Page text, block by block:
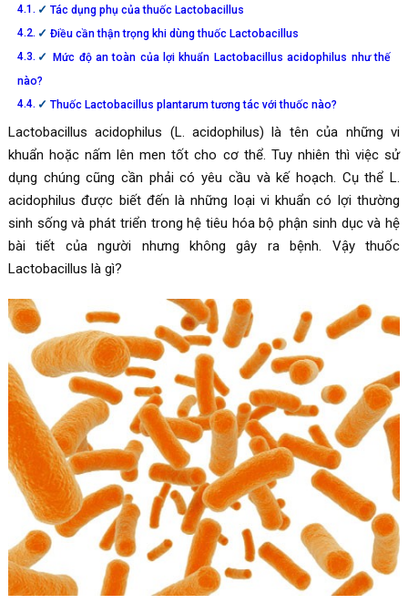
Tác dụng phụ của thuốc Lactobacillus
Điều cần thận trọng khi dùng thuốc Lactobacillus
Mức độ an toàn của lợi khuẩn Lactobacillus acidophilus như thế
nào?
Thuốc Lactobacillus plantarum tương tác với thuốc nào?
Lactobacillus acidophilus (L. acidophilus) là tên của những vi
khuẩn hoặc nấm lên men tốt cho cơ thể. Tuy nhiên thì việc sử
dụng chúng cũng cần phải có yêu cầu và kế hoạch. Cụ thể L.
acidophilus được biết đến là những loại vi khuẩn có lợi thường
sinh sống và phát triển trong hệ tiêu hóa bộ phận sinh dục và hệ
bài tiết của người nhưng không gây ra bệnh. Vậy thuốc
Lactobacillus là gì?